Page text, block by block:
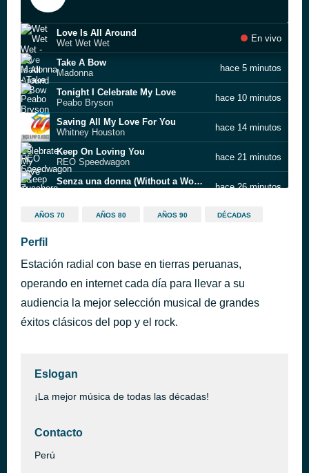
Love Is All Around
Wet Wet Wet
En vivo
Take A Bow
Madonna
hace 5 minutos
Tonight I Celebrate My Love
Peabo Bryson
hace 10 minutos
Saving All My Love For You
Whitney Houston
hace 14 minutos
Keep On Loving You
REO Speedwagon
hace 21 minutos
Senza una donna (Without a Woman)
hace 26 minutos
Look What You've Done
hace 32 minutos
Will You Be There
Michael Jackson
Don't Speak
hace 46 minutos
AÑOS 70 AÑOS 80 AÑOS 90 DÉCADAS
Perfil
Estación radial con base en tierras peruanas,
operando en internet cada día para llevar a su
audiencia la mejor selección musical de grandes
éxitos clásicos del pop y el rock.
Eslogan
¡La mejor música de todas las décadas!
Contacto
Perú